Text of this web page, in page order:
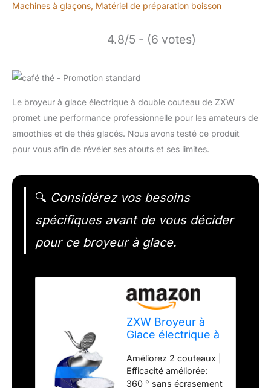
Machines à glaçons, Matériel de préparation boisson
4.8/5 - (6 votes)
Le broyeur à glace électrique à double couteau de ZXW
promet une performance professionnelle pour les amateurs de
smoothies et de thés glacés. Nous avons testé ce produit
pour vous afin de révéler ses atouts et ses limites.
🔍 Considérez vos besoins
spécifiques avant de vous décider
pour ce broyeur à glace.
ZXW Broyeur à
Glace électrique à
Machine à Glace
pilée Commerciale
de Magasin de thé
Améliorez 2 couteaux |
Efficacité améliorée:
360 ° sans écrasement